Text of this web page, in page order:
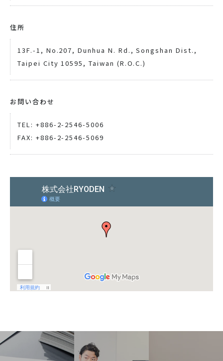
住所
13F.-1, No.207, Dunhua N. Rd., Songshan Dist.,
Taipei City 10595, Taiwan (R.O.C.)
お問い合わせ
TEL: +886-2-2546-5006
FAX: +886-2-2546-5069